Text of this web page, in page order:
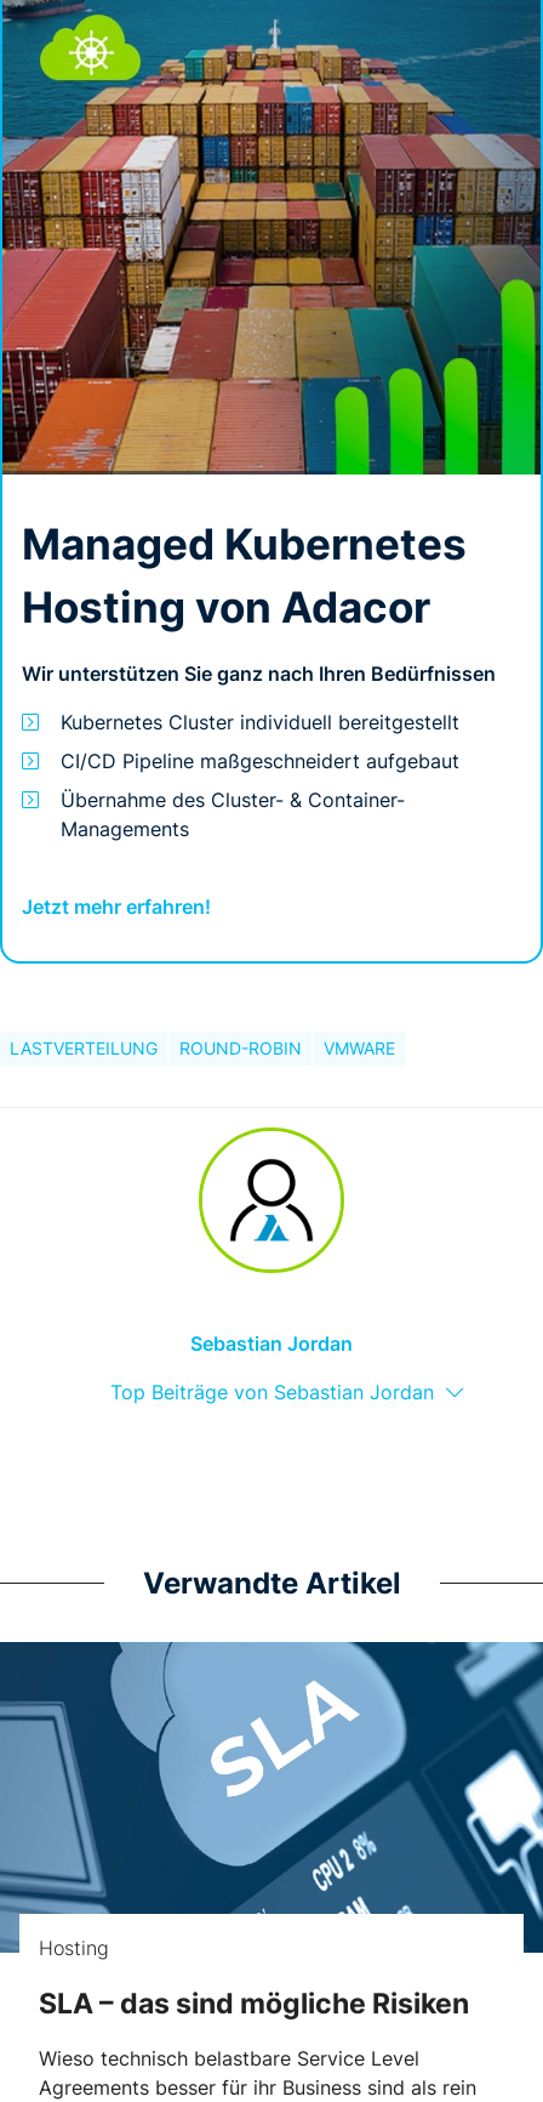
Managed Kubernetes
Hosting von Adacor
Wir unterstützen Sie ganz nach Ihren Bedürfnissen
Kubernetes Cluster individuell bereitgestellt
CI/CD Pipeline maßgeschneidert aufgebaut
Übernahme des Cluster- & Container-
Managements
Jetzt mehr erfahren!
LASTVERTEILUNG ROUND-ROBIN VMWARE
Sebastian Jordan
Top Beiträge von Sebastian Jordan
Verwandte Artikel
Hosting
SLA – das sind mögliche Risiken
Wieso technisch belastbare Service Level
Agreements besser für ihr Business sind als rein